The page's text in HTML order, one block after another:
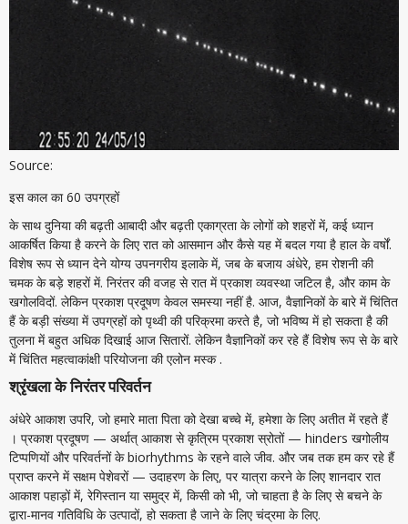
Source:
इस काल का 60 उपग्रहों
के साथ दुनिया की बढ़ती आबादी और बढ़ती एकाग्रता के लोगों को शहरों में, कई ध्यान
आकर्षित किया है करने के लिए रात को आसमान और कैसे यह में बदल गया है हाल के वर्षों.
विशेष रूप से ध्यान देने योग्य उपनगरीय इलाके में, जब के बजाय अंधेरे, हम रोशनी की
चमक के बड़े शहरों में. निरंतर की वजह से रात में प्रकाश व्यवस्था जटिल है, और काम के
खगोलविदों. लेकिन प्रकाश प्रदूषण केवल समस्या नहीं है. आज, वैज्ञानिकों के बारे में चिंतित
हैं के बड़ी संख्या में उपग्रहों को पृथ्वी की परिक्रमा करते है, जो भविष्य में हो सकता है की
तुलना में बहुत अधिक दिखाई आज सितारों. लेकिन वैज्ञानिकों कर रहे हैं विशेष रूप से के बारे
में चिंतित महत्वाकांक्षी परियोजना की एलोन मस्क .
श्रृंखला के निरंतर परिवर्तन
अंधेरे आकाश उपरि, जो हमारे माता पिता को देखा बच्चे में, हमेशा के लिए अतीत में रहते हैं
। प्रकाश प्रदूषण — अर्थात् आकाश से कृत्रिम प्रकाश स्रोतों — hinders खगोलीय
टिप्पणियों और परिवर्तनों के biorhythms के रहने वाले जीव. और जब तक हम कर रहे हैं
प्राप्त करने में सक्षम पेशेवरों — उदाहरण के लिए, पर यात्रा करने के लिए शानदार रात
आकाश पहाड़ों में, रेगिस्तान या समुद्र में, किसी को भी, जो चाहता है के लिए से बचने के
द्वारा-मानव गतिविधि के उत्पादों, हो सकता है जाने के लिए चंद्रमा के लिए.